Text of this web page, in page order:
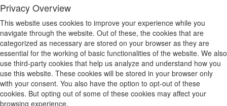
Privacy Overview
This website uses cookies to improve your experience while you
navigate through the website. Out of these, the cookies that are
categorized as necessary are stored on your browser as they are
essential for the working of basic functionalities of the website. We also
use third-party cookies that help us analyze and understand how you
use this website. These cookies will be stored in your browser only
with your consent. You also have the option to opt-out of these
cookies. But opting out of some of these cookies may affect your
browsing experience.